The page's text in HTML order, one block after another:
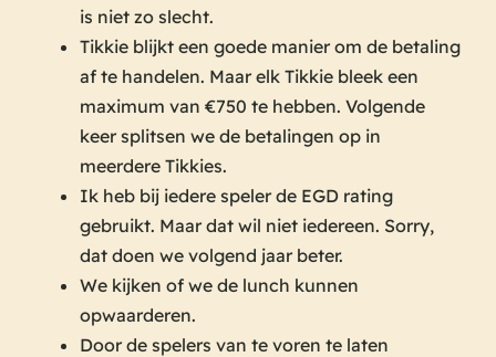
is niet zo slecht.
Tikkie blijkt een goede manier om de betaling
af te handelen. Maar elk Tikkie bleek een
maximum van €750 te hebben. Volgende
keer splitsen we de betalingen op in
meerdere Tikkies.
Ik heb bij iedere speler de EGD rating
gebruikt. Maar dat wil niet iedereen. Sorry,
dat doen we volgend jaar beter.
We kijken of we de lunch kunnen
opwaarderen.
Door de spelers van te voren te laten